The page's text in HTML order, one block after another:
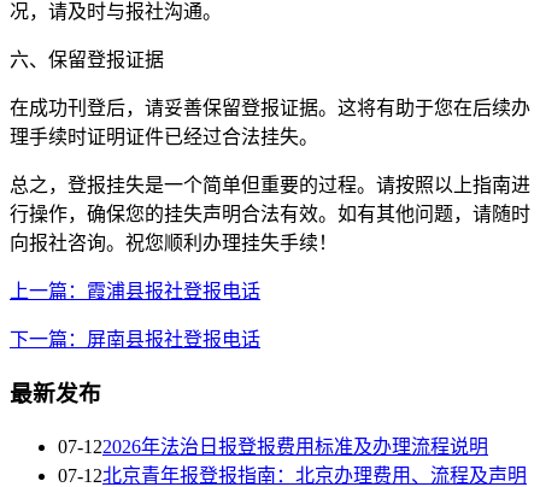
况，请及时与报社沟通。
六、保留登报证据
在成功刊登后，请妥善保留登报证据。这将有助于您在后续办
理手续时证明证件已经过合法挂失。
总之，登报挂失是一个简单但重要的过程。请按照以上指南进
行操作，确保您的挂失声明合法有效。如有其他问题，请随时
向报社咨询。祝您顺利办理挂失手续！
上一篇：霞浦县报社登报电话
下一篇：屏南县报社登报电话
最新发布
07-122026年法治日报登报费用标准及办理流程说明
07-12北京青年报登报指南：北京办理费用、流程及声明